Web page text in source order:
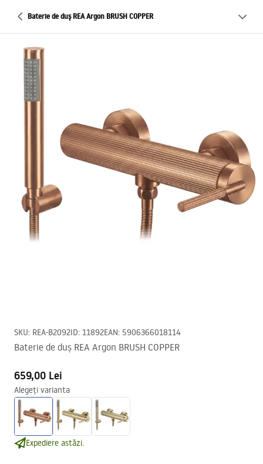
Baterie de duș REA Argon BRUSH COPPER
SKU: REA-B2092ID: 11892EAN: 5906366018114
Baterie de duș REA Argon BRUSH COPPER
659,00 Lei
Alegeți varianta
Expediere astăzi.